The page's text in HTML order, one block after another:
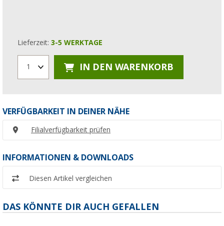
Lieferzeit: 3-5 WERKTAGE
1 IN DEN WARENKORB
VERFÜGBARKEIT IN DEINER NÄHE
Filialverfügbarkeit prüfen
INFORMATIONEN & DOWNLOADS
Diesen Artikel vergleichen
DAS KÖNNTE DIR AUCH GEFALLEN